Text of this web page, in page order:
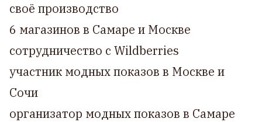
своё производство
6 магазинов в Самаре и Москве
сотрудничество с Wildberries
участник модных показов в Москве и
Сочи
организатор модных показов в Самаре